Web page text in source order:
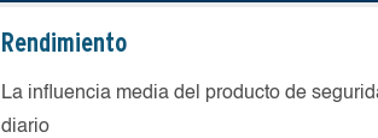
Rendimiento
La influencia media del producto de
diario